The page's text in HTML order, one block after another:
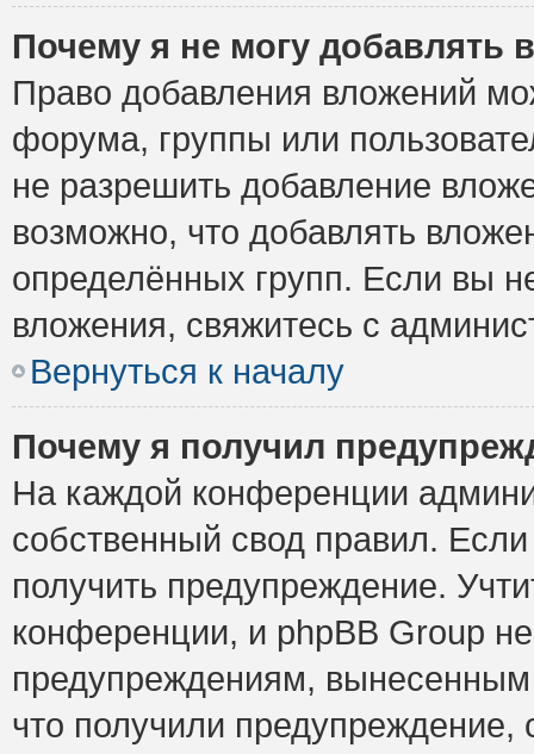
Почему я не могу добавлять
Право добавления вложений
форума, группы или
не разрешить добавление
возможно, что добавлять
определённых групп. Если вы
вложения, свяжитесь с
Вернуться к началу
Почему я получил
На каждой конференции
собственный свод правил.
получить предупреждение.
конференции, и phpBB Group
предупреждениям,
что получили предупреждение,